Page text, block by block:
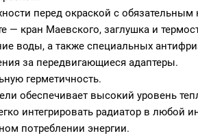
перед окраской с
кран Маевского, заглушка и
воды, а также специальных
за передвигающиеся адаптеры.
герметичность.
обеспечивает высокий уровень
интегрировать радиатор в любой
потреблении энергии.